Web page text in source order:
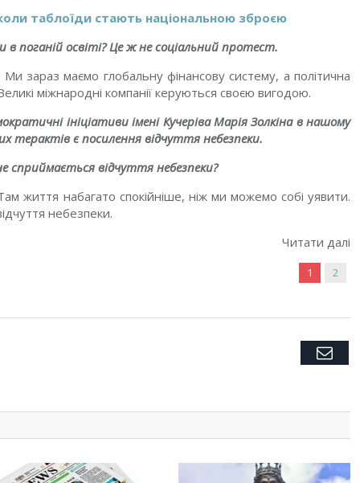
таблоїди стають національною зброєю
поганій освіті? Це ж не соціальний протест.
зараз маємо глобальну фінансову систему, а політична
міжнародні компанії керуються своєю вигодою.
ініціативи імені Кучеріва Марія Золкіна в нашому
терактів є посилення відчуття небезпеки.
відчуття небезпеки?
життя набагато спокійніше, ніж ми можемо собі уявити.
небезпеки.
Читати далі
1 2
Twitter
Facebook
Google+
Pinterest
LinkedIn
TumblrEmail